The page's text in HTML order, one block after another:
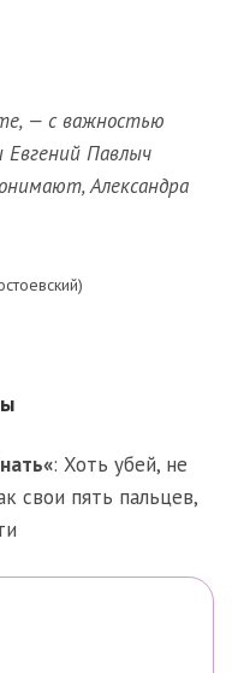
— с важностью
Павлыч
Александра
«: Хоть убей, не
свои пять пальцев,